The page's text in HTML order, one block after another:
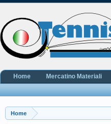
Home
Home Mercatino Materiali